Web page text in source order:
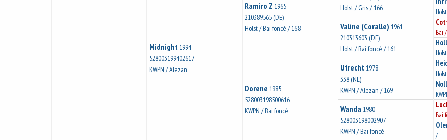
Midnight 1994
528003199402617
KWPN / Alezan
Ramiro Z 1965
210389565 (DE)
Holst / Bai foncé / 168
Holst / Gris / 166
Valine (Coralle) 1961
210313603 (DE)
Holst / Bai foncé / 161
Bai
Dorene 1985
528003198500616
KWPN / Bai foncé
Utrecht 1978
338 (NL)
KWPN / Alezan / 169
Wanda 1980
528003198002907
KWPN / Bai foncé
Bai
/